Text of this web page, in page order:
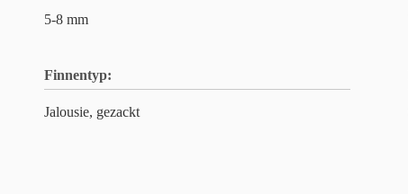
5-8 mm
Finnentyp:
Jalousie, gezackt